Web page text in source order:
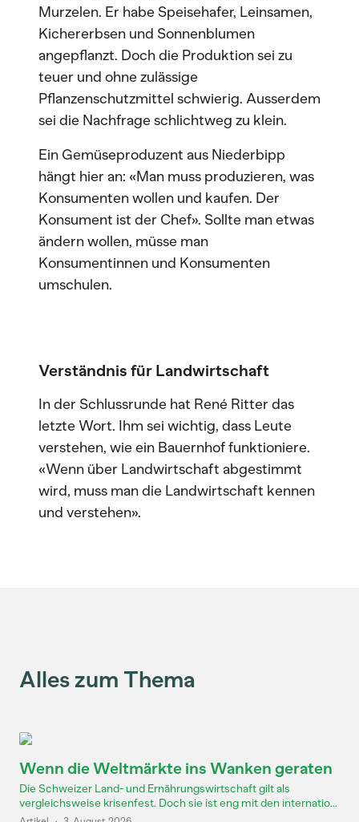
Murzelen. Er habe Speisehafer, Leinsamen,
Kichererbsen und Sonnenblumen
angepflanzt. Doch die Produktion sei zu
teuer und ohne zulässige
Pflanzenschutzmittel schwierig. Ausserdem
sei die Nachfrage schlichtweg zu klein.
Ein Gemüseproduzent aus Niederbipp
hängt hier an: «Man muss produzieren, was
Konsumenten wollen und kaufen. Der
Konsument ist der Chef». Sollte man etwas
ändern wollen, müsse man
Konsumentinnen und Konsumenten
umschulen.
Verständnis für Landwirtschaft
In der Schlussrunde hat René Ritter das
letzte Wort. Ihm sei wichtig, dass Leute
verstehen, wie ein Bauernhof funktioniere.
«Wenn über Landwirtschaft abgestimmt
wird, muss man die Landwirtschaft kennen
und verstehen».
Alles zum Thema
Wenn die Weltmärkte ins Wanken geraten
Die Schweizer Land- und Ernährungswirtschaft gilt als
vergleichsweise krisenfest. Doch sie ist eng mit den internatio...